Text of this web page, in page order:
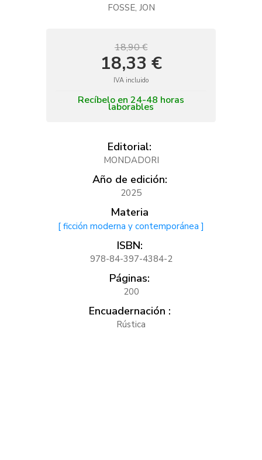
FOSSE, JON
18,90 €
18,33 €
IVA incluido
Recíbelo en 24-48 horas
laborables
Editorial:
MONDADORI
Año de edición:
2025
Materia
[ ficción moderna y contemporánea ]
ISBN:
978-84-397-4384-2
Páginas:
200
Encuadernación :
Rústica